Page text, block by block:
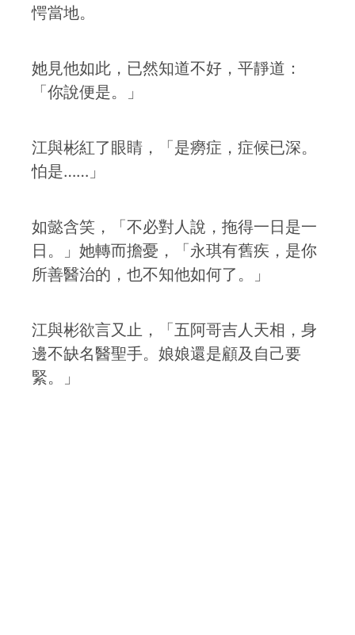
愕當地。
她見他如此，已然知道不好，平靜道：
「你說便是。」
江與彬紅了眼睛，「是癆症，症候已深。
怕是……」
如懿含笑，「不必對人說，拖得一日是一
日。」她轉而擔憂，「永琪有舊疾，是你
所善醫治的，也不知他如何了。」
江與彬欲言又止，「五阿哥吉人天相，身
邊不缺名醫聖手。娘娘還是顧及自己要
緊。」